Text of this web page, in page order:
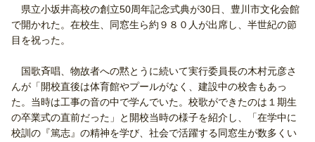
県立小坂井高校の創立50周年記念式典が30日、豊川市文化会館
で開かれた。在校生、同窓生ら約９８０人が出席し、半世紀の節
目を祝った。
国歌斉唱、物故者への黙とうに続いて実行委員長の木村元彦さ
んが「開校直後は体育館やプールがなく、建設中の校舎もあっ
た。当時は工事の音の中で学んでいた。校歌ができたのは１期生
の卒業式の直前だった」と開校当時の様子を紹介し、「在学中に
校訓の『篤志』の精神を学び、社会で活躍する同窓生が数多くい